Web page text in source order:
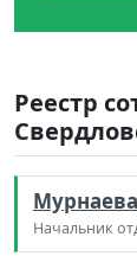
Реестр
Начальник